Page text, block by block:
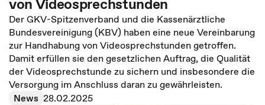
Der GKV-Spitzenverband und die Kassenärztliche
Bundesvereinigung (KBV) haben eine neue Vereinbarung
zur Handhabung von Videosprechstunden getroffen.
Damit erfüllen sie den gesetzlichen Auftrag, die Qualität
der Videosprechstunde zu sichern und insbesondere die
Versorgung im Anschluss daran zu gewährleisten.
News 28.02.2025